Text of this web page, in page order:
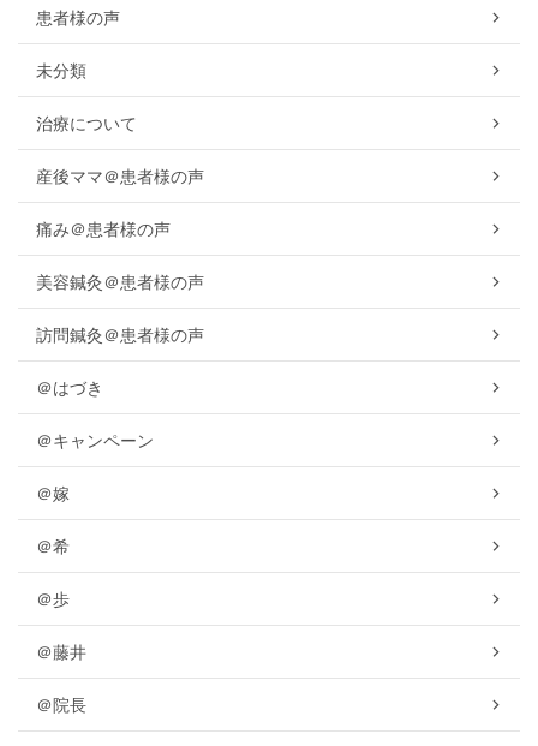
患者様の声
未分類
治療について
産後ママ＠患者様の声
痛み＠患者様の声
美容鍼灸＠患者様の声
訪問鍼灸＠患者様の声
＠はづき
＠キャンペーン
＠嫁
＠希
＠歩
＠藤井
＠院長